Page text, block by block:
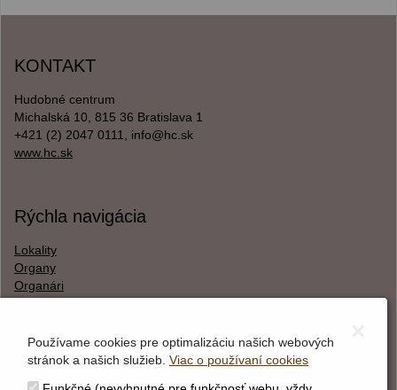
KONTAKT
Hudobné centrum
Michalská 10, 815 36 Bratislava 1
+421 (2) 2047 0111, info@hc.sk
www.hc.sk
Rýchla navigácia
Lokality
Organy
Organári
O webstránke
Používame cookies pre optimalizáciu našich webových
stránok a našich služieb. Viac o používaní cookies